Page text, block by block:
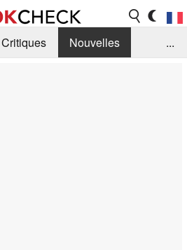
Critiques
Nouvelles
...